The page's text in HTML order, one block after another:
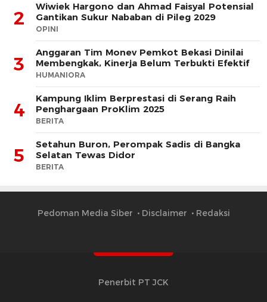
2
Wiwiek Hargono dan Ahmad Faisyal Potensial
Gantikan Sukur Nababan di Pileg 2029
OPINI
3
Anggaran Tim Monev Pemkot Bekasi Dinilai
Membengkak, Kinerja Belum Terbukti Efektif
HUMANIORA
4
Kampung Iklim Berprestasi di Serang Raih
Penghargaan ProKlim 2025
BERITA
5
Setahun Buron, Perompak Sadis di Bangka
Selatan Tewas Didor
BERITA
Pedoman Media Siber Disclaimer Redaksi
Penerbit PT JCK